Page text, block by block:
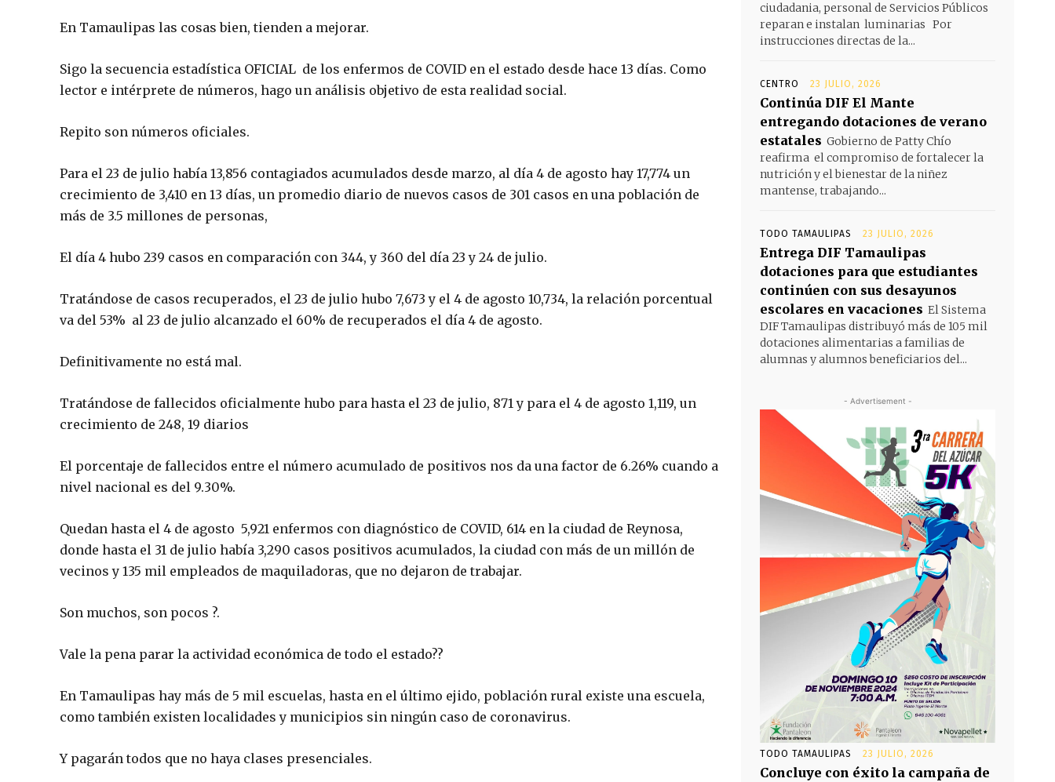
En Tamaulipas las cosas bien, tienden a mejorar.
Sigo la secuencia estadística OFICIAL de los enfermos de COVID en el estado desde hace 13 días. Como
lector e intérprete de números, hago un análisis objetivo de esta realidad social.
Repito son números oficiales.
Para el 23 de julio había 13,856 contagiados acumulados desde marzo, al día 4 de agosto hay 17,774 un
crecimiento de 3,410 en 13 días, un promedio diario de nuevos casos de 301 casos en una población de
más de 3.5 millones de personas,
El día 4 hubo 239 casos en comparación con 344, y 360 del día 23 y 24 de julio.
Tratándose de casos recuperados, el 23 de julio hubo 7,673 y el 4 de agosto 10,734, la relación porcentual
va del 53% al 23 de julio alcanzado el 60% de recuperados el día 4 de agosto.
Definitivamente no está mal.
Tratándose de fallecidos oficialmente hubo para hasta el 23 de julio, 871 y para el 4 de agosto 1,119, un
crecimiento de 248, 19 diarios
El porcentaje de fallecidos entre el número acumulado de positivos nos da una factor de 6.26% cuando a
nivel nacional es del 9.30%.
Quedan hasta el 4 de agosto 5,921 enfermos con diagnóstico de COVID, 614 en la ciudad de Reynosa,
donde hasta el 31 de julio había 3,290 casos positivos acumulados, la ciudad con más de un millón de
vecinos y 135 mil empleados de maquiladoras, que no dejaron de trabajar.
Son muchos, son pocos ?.
Vale la pena parar la actividad económica de todo el estado??
En Tamaulipas hay más de 5 mil escuelas, hasta en el último ejido, población rural existe una escuela,
como también existen localidades y municipios sin ningún caso de coronavirus.
Y pagarán todos que no haya clases presenciales.
ciudadania, personal de Servicios Públicos
reparan e instalan luminarias Por
instrucciones directas de la...
CENTRO 23 JULIO, 2026
Continúa DIF El Mante
entregando dotaciones de verano
estatales Gobierno de Patty Chío
reafirma el compromiso de fortalecer la
nutrición y el bienestar de la niñez
mantense, trabajando...
TODO TAMAULIPAS 23 JULIO, 2026
Entrega DIF Tamaulipas
dotaciones para que estudiantes
continúen con sus desayunos
escolares en vacaciones El Sistema
DIF Tamaulipas distribuyó más de 105 mil
dotaciones alimentarias a familias de
alumnas y alumnos beneficiarios del...
- Advertisement -
TODO TAMAULIPAS 23 JULIO, 2026
Concluye con éxito la campaña de